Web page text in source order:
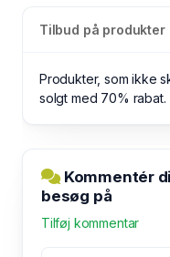
Tilbud på produkter
Produkter, som ikke
solgt med 70% rabat.
Kommentér
besøg på
Tilføj kommentar